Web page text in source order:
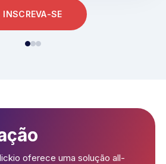
INSCREVA-SE
oferece uma solução all-